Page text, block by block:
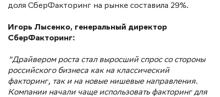
доля СберФакторинг на рынке составила 29%.
Игорь Лысенко, генеральный директор
СберФакторинг:
"Драйвером роста стал выросший спрос со стороны
российского бизнеса как на классический
факторинг, так и на новые нишевые направления.
Компании начали чаще использовать факторинг для